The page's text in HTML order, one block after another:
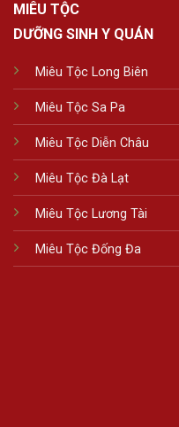
MIÊU TỘC
DƯỠNG SINH Y QUÁN
Miêu Tộc Long Biên
Miêu Tộc Sa Pa
Miêu Tộc Diễn Châu
Miêu Tộc Đà Lạt
Miêu Tộc Lương Tài
Miêu Tộc Đống Đa